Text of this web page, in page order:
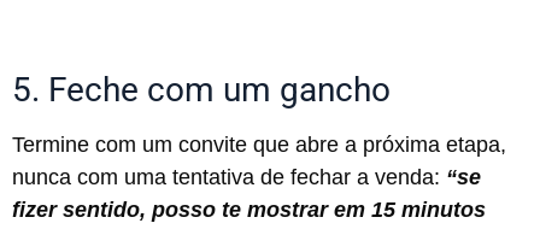
5. Feche com um gancho
Termine com um convite que abre a próxima etapa,
nunca com uma tentativa de fechar a venda: “se
fizer sentido, posso te mostrar em 15 minutos